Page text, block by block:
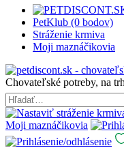
PetKlub (0 bodov)
Stráženie krmiva
Moji maznáčikovia
Chovateľské potreby, na
Moji maznáčikovia